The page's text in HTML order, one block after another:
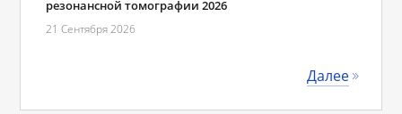
резонансной томографии 2026
21 Сентября 2026
Далее